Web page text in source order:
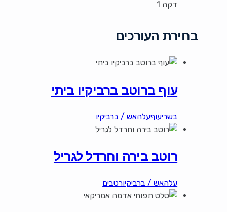
דקה 1
בחירת העורכים
עוף ברוטב ברביקיו ביתי
בשריעוףעלהאש / ברביקיו
רוטב בירה וחרדל לגריל
עלהאש / ברביקיורטבים